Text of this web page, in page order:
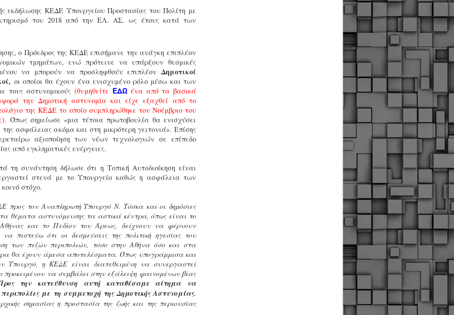
εκδήλωσης ΚΕΔΕ Υπουργείου Προστασίας του Πολίτη με
του 2018 από την ΕΛ. ΑΣ. ως έτους κατά των
ο Πρόεδρος της ΚΕΔΕ επισήμανε την ανάγκη επιπλέον
τμημάτων, ενώ πρότεινε να υπάρξουν θεσμικές
να μπορούν να προσληφθούν επιπλέονΔημοτικοί
οι οποίοι θα έχουν ένα ενισχυμένο ρόλο μέσω και των
τους αστυνομικούς (θυμηθείτε ΕΔΩένα από τα βασικά
την Δημοτική αστυνομία και είχε εξαχθεί από το
της ΚΕΔΕ το οποίο συμπληρώθηκε τον Νοέμβριο του
. Όπως σημείωσε «μια τέτοια πρωτοβουλία θα ενισχύσει
ασφάλειας ακόμα και στη μικρότερη γειτονιά». Επίσης
αξιοποίηση των νέων τεχνολογιών σε επίπεδο
από εγκληματικές ενέργειες.
τη συνάντηση δήλωσε ότι η Τοπική Αυτοδιοίκηση είναι
στενά με το Υπουργείο καθώς η ασφάλεια των
στόχο.
προς τον Αναπληρωτή Υπουργό Ν. Τόσκα και οι δημόσιες
τα θέματα αστυνόμευσης τα αστικά κέντρα, όπως είναι το
Αθήνας και το Πεδίον του Άρεως, δείχνουν να φέρνουν
πιστεύω ότι οι δεσμεύσεις της πολιτική ηγεσίας του
των πεζών περιπολιών, τόσο στην Αθήνα όσο και στα
θα έχουν άμεσα αποτελέσματα. Όπως υπογράμμισα και
Υπουργό, η ΚΕΔΕ είναι διατεθειμένη να συνεργαστεί
προκειμένου να συμβάλει στην εξάλειψη φαινομένων βίας
την κατεύθυνση αυτή καταθέσαμε αίτημα να
με τη συμμετοχή της Δημοτικής Αστυνομίας.
σημασίας η προστασία της ζωής και της περιουσίας
Αστυνομίας), καθώς και από
μικτά κλιμάκια σε
των ελέγχων ήταν η τήρηση
των κανόνων ευζωίας των
ζώων και η τήρηση των
υποχρεώσεων των ιδιοκτητών,
σύμφωνα με τις διατάξεις του
Ν. 4830/2021.
(microchip) και η κατοχή των
απαραίτητων εγγράφων.
όταν δημοτικοί αστυνομικοί
προχώρησαν σε έλεγχο
σκύλου που συνόδευε μία
γυναίκα. Η ιδιοκτήτρια
φέρεται να αντέδρασε
έντονα στην παρουσία των
ελεγκτών, με αποτέλεσμα να
δημιουργηθεί ένταση στο
σημείο.
του Τμήματος Δοκίμων Αστυφυλάκων Γρεβενών στον
χώρο της σχολής, τη στιγμή που έκαναν χρήση
τον έλεγχο που ακολούθησε, στην κατοχή του 33χρονου
και κατασχέθηκε συσκευασία με ακατέργαστη
συνολικού μικτού βάρους 17,07 γραμμαρίων.
Δήμαρχος Σερρών: «Εκφράζω τη βαθιά μου
αναγνώριση και τις θερμές μου ευχαριστίες στη
Δημοτική Αστυνομία Σερρών»
στόχο μία πόλη χωρίς αποκλεισμούς ο Δήμος Σερρών
κατά 1,36% τις θέσεις στάθμευσης για άτομα με
Δεκαεπτά εγκαταλελειμμένα οχήματα
μέσα σε τρεις μήνες από τους δρόμους.
σταθερά βήματα και προσήλωση στο όραμα για μια πόλη
ανθρώπινη, λειτουργική και δίκαιη, ο Δήμος Σερρών
την υλοποίηση του Σχεδίου Βιώσιμης Αστικής
Δημοτική Αστυνομία Σερρών : Αυτόφορη διαδικασία
και Διοικητικό πρόστιμο 3.000€ σε πολίτη για
παράνομες κοπές δέντρων στην περιοχή Καλλιθέα
από καταγγελία εντόπισαν άνδρα να κόβει παράνομα
στην Καλλιθέα
αποφασιστικότητα και άμεσα αντανακλαστικά
οι υπηρεσίες του Δήμου Σερρών, βάζοντας
σε περιστατικό καταστροφής αστικού πρασίνου.
την Τρίτη 7 Απριλίου 2026, μετά από αξιοποίηση
καταγγελίας, πραγματοποιήθηκε συντονισμένη
από το Τμήμα Δημοτικής Αστυνομίας σε συνεργασία
το Τμήμα Πρασίνου του Δήμου Σερρών.
Εγκύκλιος ΥΠ.ΕΣ. με θέμα: «Παροχή οδηγιών
αναφορικά με το πρόγραμμα εισαγωγικής
εκπαίδευσης των διορισθέντος Δημοτικών
Αστυνομικών της προκήρυξης 1K/2024» - Στα